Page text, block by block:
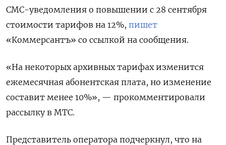
СМС-уведомления о повышении с 28 сентября
стоимости тарифов на 12%, пишет
«Коммерсантъ» со ссылкой на сообщения.
«На некоторых архивных тарифах изменится
ежемесячная абонентская плата, но изменение
составит менее 10%», — прокомментировали
рассылку в МТС.
Представитель оператора подчеркнул, что на